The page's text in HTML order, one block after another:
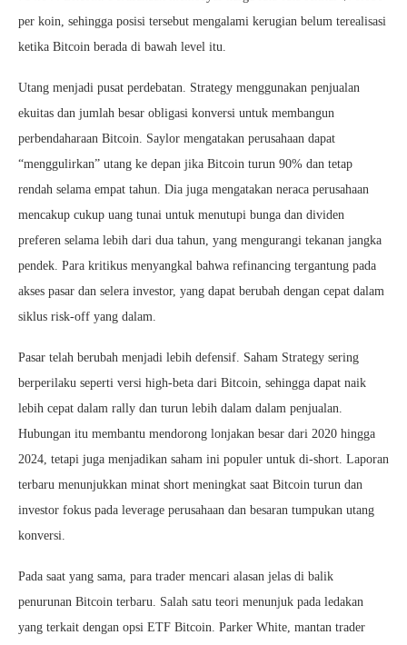
per koin, sehingga posisi tersebut mengalami kerugian belum terealisasi
ketika Bitcoin berada di bawah level itu.
Utang menjadi pusat perdebatan. Strategy menggunakan penjualan
ekuitas dan jumlah besar obligasi konversi untuk membangun
perbendaharaan Bitcoin. Saylor mengatakan perusahaan dapat
“menggulirkan” utang ke depan jika Bitcoin turun 90% dan tetap
rendah selama empat tahun. Dia juga mengatakan neraca perusahaan
mencakup cukup uang tunai untuk menutupi bunga dan dividen
preferen selama lebih dari dua tahun, yang mengurangi tekanan jangka
pendek. Para kritikus menyangkal bahwa refinancing tergantung pada
akses pasar dan selera investor, yang dapat berubah dengan cepat dalam
siklus risk-off yang dalam.
Pasar telah berubah menjadi lebih defensif. Saham Strategy sering
berperilaku seperti versi high-beta dari Bitcoin, sehingga dapat naik
lebih cepat dalam rally dan turun lebih dalam dalam penjualan.
Hubungan itu membantu mendorong lonjakan besar dari 2020 hingga
2024, tetapi juga menjadikan saham ini populer untuk di-short. Laporan
terbaru menunjukkan minat short meningkat saat Bitcoin turun dan
investor fokus pada leverage perusahaan dan besaran tumpukan utang
konversi.
Pada saat yang sama, para trader mencari alasan jelas di balik
penurunan Bitcoin terbaru. Salah satu teori menunjuk pada ledakan
yang terkait dengan opsi ETF Bitcoin. Parker White, mantan trader